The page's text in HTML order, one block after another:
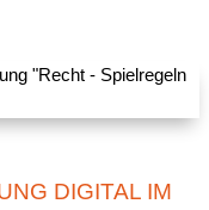
DIGITAL IM